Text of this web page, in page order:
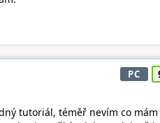
PC
tutoriál, téměř nevím co mám